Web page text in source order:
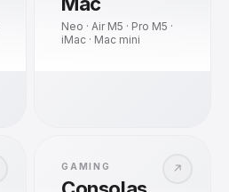
Neo · Air M5 · Pro M5 ·
iMac · Mac mini
↗
GAMING